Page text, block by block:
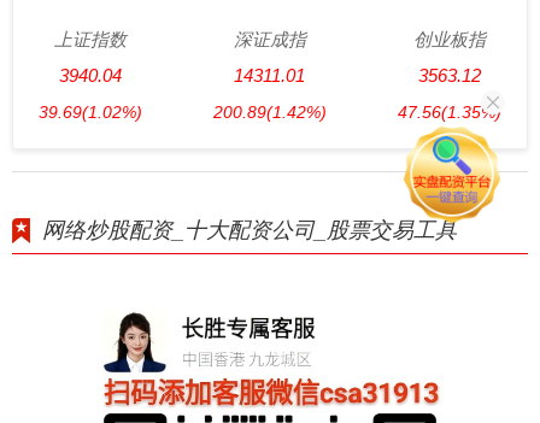
上证指数
3940.04
39.69(1.02%)
深证成指
14311.01
200.89(1.42%)
创业板指
3563.12
47.56(1.35%)
网络炒股配资_十大配资公司_股票交易工具